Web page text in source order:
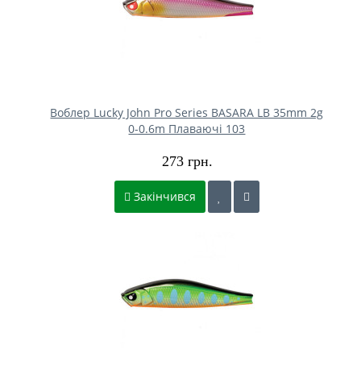
Воблер Lucky John Pro Series BASARA LB 35mm 2g
0-0.6m Плаваючі 103
273 грн.
Закінчився